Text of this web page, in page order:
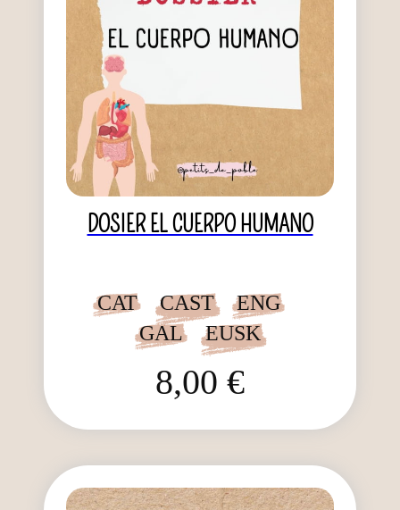
DOSIER EL CUERPO HUMANO
CAT CAST
ENG
GAL
EUSK
8,00 €